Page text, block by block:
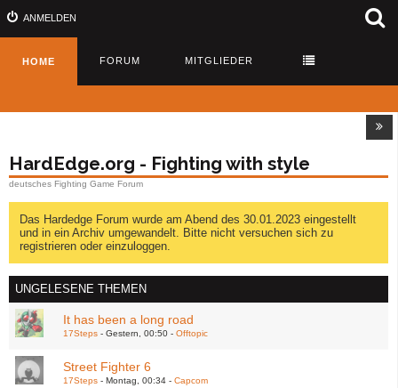
ANMELDEN
HOME FORUM MITGLIEDER
HardEdge.org - Fighting with style
deutsches Fighting Game Forum
Das Hardedge Forum wurde am Abend des 30.01.2023 eingestellt
und in ein Archiv umgewandelt. Bitte nicht versuchen sich zu
registrieren oder einzuloggen.
UNGELESENE THEMEN
It has been a long road
17Steps Gestern, 00:50 Offtopic
Street Fighter 6
17Steps Montag, 00:34 Capcom